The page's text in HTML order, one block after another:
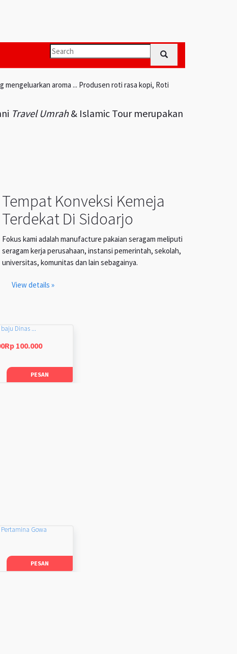
mengeluarkan aroma ... Produsen roti rasa kopi, Roti
Travel Umrah& Islamic Tour merupakan
Tempat Konveksi Kemeja
Terdekat Di Sidoarjo
Fokus kami adalah manufacture pakaian seragam meliputi
seragam kerja perusahaan, instansi pemerintah, sekolah,
universitas, komunitas dan lain sebagainya.
View details »
Dinas ...
100.000
PESAN
Gowa
PESAN